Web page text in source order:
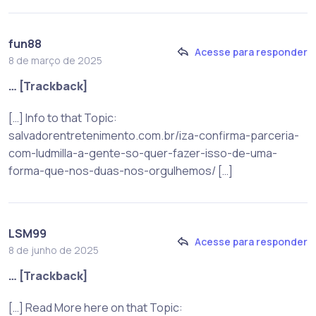
fun88
8 de março de 2025
Acesse para responder
… [Trackback]
[…] Info to that Topic:
salvadorentretenimento.com.br/iza-confirma-parceria-
com-ludmilla-a-gente-so-quer-fazer-isso-de-uma-
forma-que-nos-duas-nos-orgulhemos/ […]
LSM99
8 de junho de 2025
Acesse para responder
… [Trackback]
[…] Read More here on that Topic: